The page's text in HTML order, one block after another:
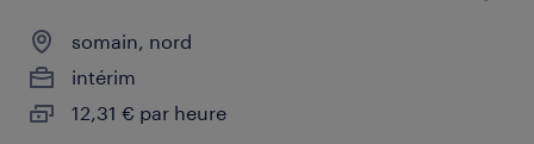
somain, nord
intérim
12,31 € par heure